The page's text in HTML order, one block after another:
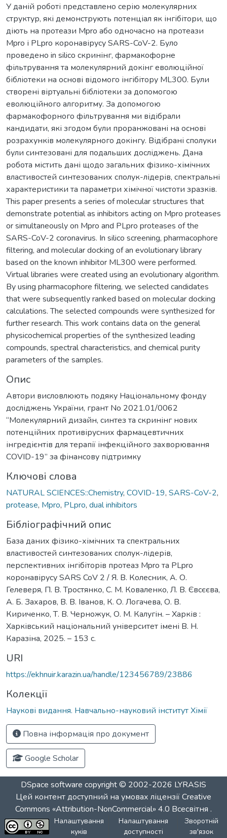
У даній роботі представлено серію молекулярних
структур, які демонструють потенціал як інгібітори, що
діють на протеази Mpro або одночасно на протеази
Mpro і PLpro коронавірусу SARS-CoV-2. Було
проведено in silico скринінг, фармакофорне
фільтрування та молекулярний докінг еволюційної
бібліотеки на основі відомого інгібітору ML300. Були
створені віртуальні бібліотеки за допомогою
еволюційного алгоритму. За допомогою
фармакофорного фільтрування ми відібрали
кандидати, які згодом були проранжовані на основі
розрахунків молекулярного докінгу. Відібрані сполуки
були синтезовані для подальших досліджень. Дана
робота містить дані щодо загальних фізико-хімічних
властивостей синтезованих сполук-лідерів, спектральні
характеристики та параметри хімічної чистоти зразків.
This paper presents a series of molecular structures that
demonstrate potential as inhibitors acting on Mpro proteases
or simultaneously on Mpro and PLpro proteases of the
SARS-CoV-2 coronavirus. In silico screening, pharmacophore
filtering, and molecular docking of an evolutionary library
based on the known inhibitor ML300 were performed.
Virtual libraries were created using an evolutionary algorithm.
By using pharmacophore filtering, we selected candidates
that were subsequently ranked based on molecular docking
calculations. The selected compounds were synthesized for
further research. This work contains data on the general
physicochemical properties of the synthesized leading
compounds, spectral characteristics, and chemical purity
parameters of the samples.
Опис
Автори висловлюють подяку Національному фонду
досліджень України, грант No 2021.01/0062
“Молекулярний дизайн, синтез та скринінг нових
потенційних противірусних фармацевтичних
інгредієнтів для терапії інфекційного захворювання
COVID-19” за фінансову підтримку
Ключові слова
NATURAL SCIENCES::Chemistry, COVID-19, SARS-CoV-2,
protease, Mpro, PLpro, dual inhibitors
Бібліографічний опис
База даних фізико-хімічних та спектральних
властивостей синтезованих сполук-лідерів,
перспективних інгібіторів протеаз Mpro та PLpro
коронавірусу SARS CoV 2 / Я. В. Колесник, А. О.
Гелеверя, П. В. Тростянко, С. М. Коваленко, Л. В. Євсєєва,
А. Б. Захаров, В. В. Іванов, К. О. Логачева, О. В.
Кириченко, Т. В. Черножук, О. М. Калугін. – Харків :
Харківський національний університет імені В. Н.
Каразіна, 2025. – 153 с.
URI
https://ekhnuir.karazin.ua/handle/123456789/23886
Колекції
Наукові видання. Навчально-науковий інститут Хімії
Повна інформація про документ
Google Scholar
DSpace software copyright © 2002-2026 LYRASIS
Цей контент доступний на умовах ліцензіїCreative
Commons «Attribution-NonCommercial» 4.0 Всесвітня .
Налаштування
куків
Налаштування
доступності
Зворотній
зв'язок